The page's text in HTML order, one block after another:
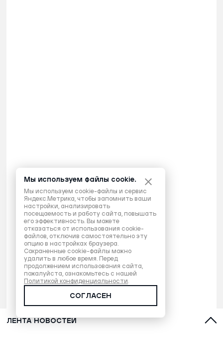
ЛЕНТА НОВОСТЕЙ
Мы используем файлы cookie.
Мы используем cookie-файлы и сервис
Яндекс.Метрика, чтобы запомнить ваши
настройки, анализировать
посещаемость и работу сайта, повышать
его эффективность. Вы можете
отказаться от использования cookie-
файлов, отключив самостоятельно эту
опцию в настройках браузера.
Сохраненные cookie-файлы можно
удалить в любое время. Перед
продолжением использования сайта,
пожалуйста, ознакомьтесь с нашей
Политикой конфиденциальности.
СОГЛАСЕН